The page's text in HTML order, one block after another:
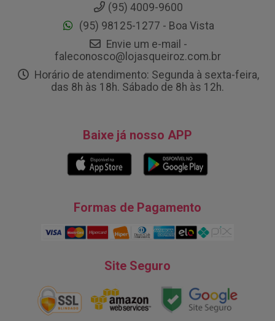
(95) 4009-9600
(95) 98125-1277 - Boa Vista
Envie um e-mail -
faleconosco@lojasqueiroz.com.br
Horário de atendimento: Segunda à sexta-feira,
das 8h às 18h. Sábado de 8h às 12h.
Baixe já nosso APP
Formas de Pagamento
Site Seguro